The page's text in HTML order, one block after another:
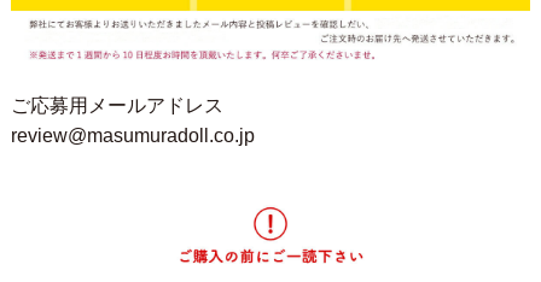
ご応募用メールアドレス
review@masumuradoll.co.jp